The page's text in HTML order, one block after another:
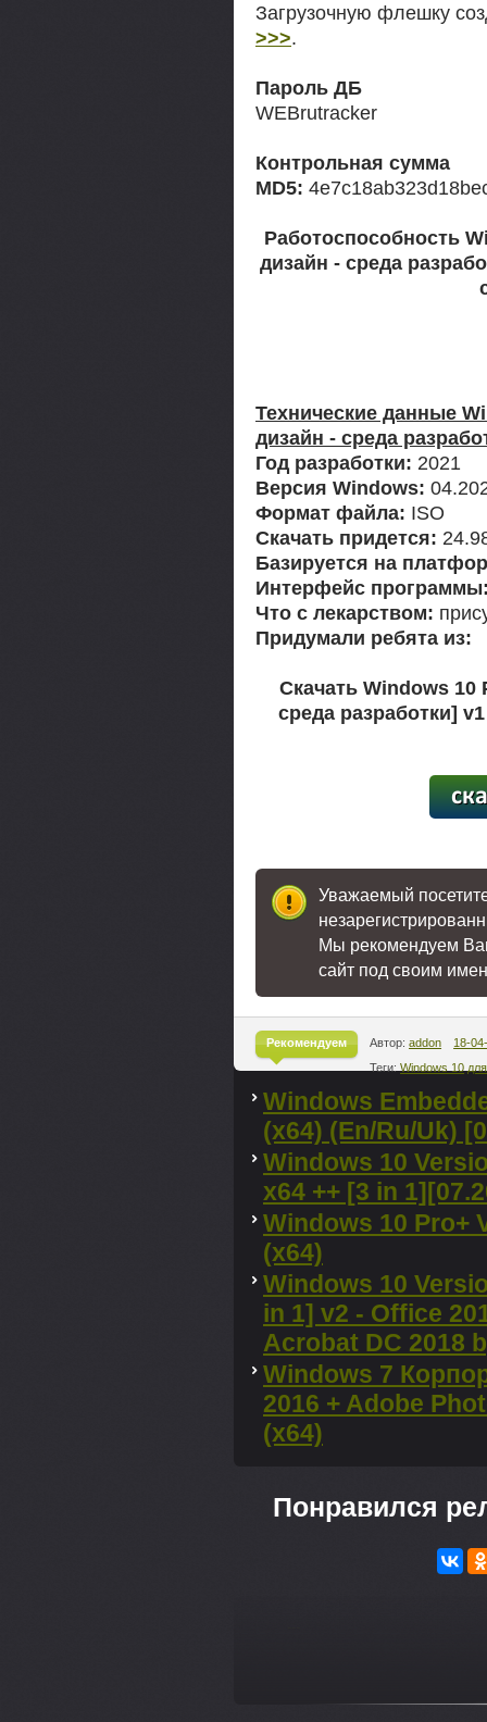
Загрузочную флешку
>>>.
Пароль ДБ
WEBrutracker
Контрольная сумма
MD5:
Работоспособность
дизайн - среда
Технические данные
дизайн - среда
Год разработки: 2021
Версия Windows:
Формат файла: ISO
Скачать придется:
Базируется на
Интерфейс
Что с лекарством:
Придумали ребята из:
Скачать Windows
среда разработки]
Уважаемый
Мы рекомендуем
сайт под своим
Рекомендуем
^
Автор:addon
18-
Теги:Windows 10
Windows
(x64) (En/Ru/Uk)
Windows 10
x64 ++ [3 in
Windows 10 Pro+
(x64)
Windows 10
in 1] v2 - Office
Acrobat DC 2018
Windows 7
2016 + Adobe
(x64)
Понравился